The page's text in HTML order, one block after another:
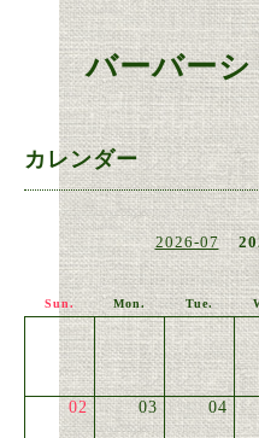
バーバー
カレンダー
2026-07
Sun. Mon. Tue.
02 03 04